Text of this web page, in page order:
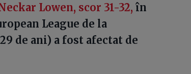
Lowen, scor 31-32, în
League de la
de ani) a fost afectat de